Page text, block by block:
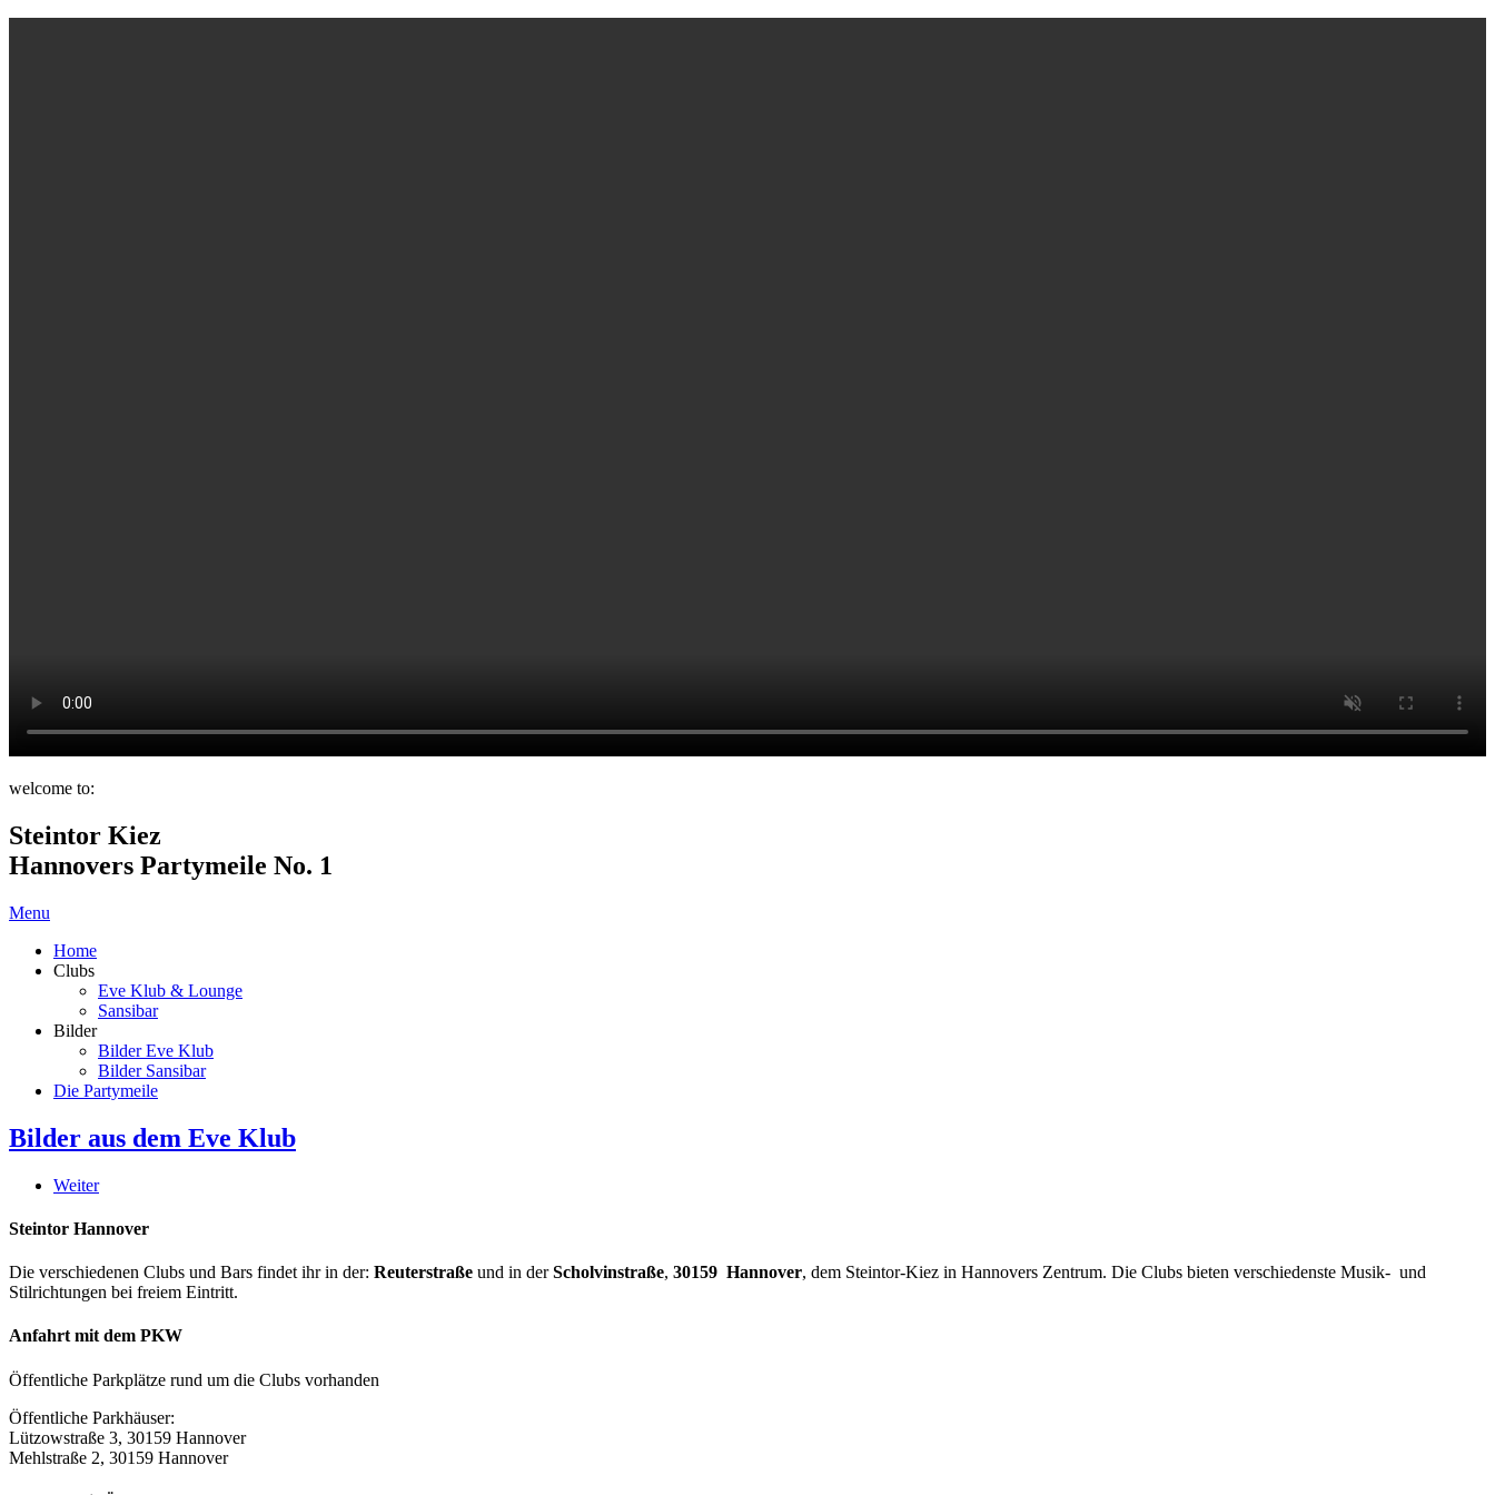
welcome to:
Steintor Kiez
Hannovers Partymeile No. 1
Menu
Home
Clubs
Eve Klub & Lounge
Sansibar
Bilder
Bilder Eve Klub
Bilder Sansibar
Die Partymeile
Bilder aus dem Eve Klub
Weiter
Steintor Hannover
Die verschiedenen Clubs und Bars findet ihr in der: Reuterstraße und in derScholvinstraße, 30159 Hannover, dem Steintor-Kiez in Hannovers Zentrum. Die Clubs bieten verschiedenste Musik- und
Stilrichtungen bei freiem Eintritt.
Anfahrt mit dem PKW
Öffentliche Parkplätze rund um die Clubs vorhanden
Öffentliche Parkhäuser:
Lützowstraße 3, 30159 Hannover
Mehlstraße 2, 30159 Hannover